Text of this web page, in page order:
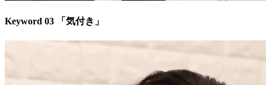
Keyword 03 「気付き」